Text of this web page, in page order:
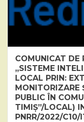
COMUNICAT DE
„SISTEME
LOCAL PRIN:
MONITORIZARE
PUBLIC ÎN
TIMIȘ”/LOCAL)
PNRR/2022/C10/